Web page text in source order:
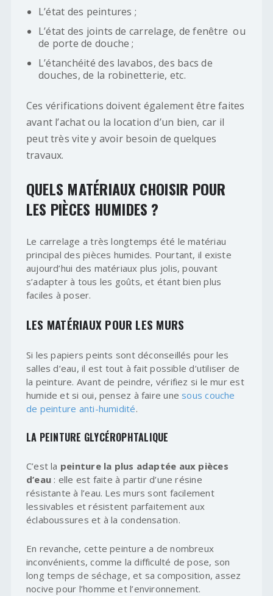
L’état des peintures ;
L’état des joints de carrelage, de fenêtre ou
de porte de douche ;
L’étanchéité des lavabos, des bacs de
douches, de la robinetterie, etc.
Ces vérifications doivent également être faites
avant l’achat ou la location d’un bien, car il
peut très vite y avoir besoin de quelques
travaux.
QUELS MATÉRIAUX CHOISIR POUR
LES PIÈCES HUMIDES ?
Le carrelage a très longtemps été le matériau
principal des pièces humides. Pourtant, il existe
aujourd’hui des matériaux plus jolis, pouvant
s’adapter à tous les goûts, et étant bien plus
faciles à poser.
LES MATÉRIAUX POUR LES MURS
Si les papiers peints sont déconseillés pour les
salles d’eau, il est tout à fait possible d’utiliser de
la peinture. Avant de peindre, vérifiez si le mur est
humide et si oui, pensez à faire une sous couche
de peinture anti-humidité.
LA PEINTURE GLYCÉROPHTALIQUE
C’est la peinture la plus adaptée aux pièces
d’eau : elle est faite à partir d’une résine
résistante à l’eau. Les murs sont facilement
lessivables et résistent parfaitement aux
éclaboussures et à la condensation.
En revanche, cette peinture a de nombreux
inconvénients, comme la difficulté de pose, son
long temps de séchage, et sa composition, assez
nocive pour l’homme et l’environnement.